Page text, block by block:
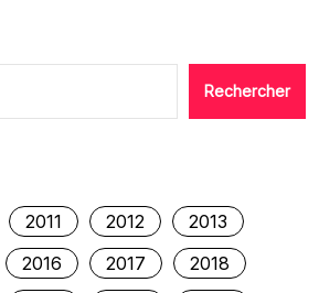
Rechercher
2011 2012
2013
2016 2017
2018